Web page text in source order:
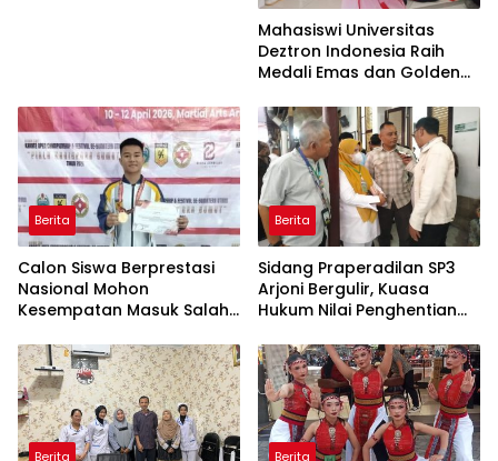
Mahasiswi Universitas
Deztron Indonesia Raih
Medali Emas dan Golden
Berita
Calon Siswa Berprestasi
Nasional Mohon
Kesempatan Masuk Salah
Berita
Sidang Praperadilan SP3
Arjoni Bergulir, Kuasa
Hukum Nilai Penghentian
Berita Berita